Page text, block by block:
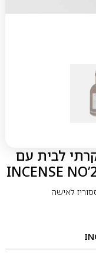
יוקרתי לבית עם
לאישה